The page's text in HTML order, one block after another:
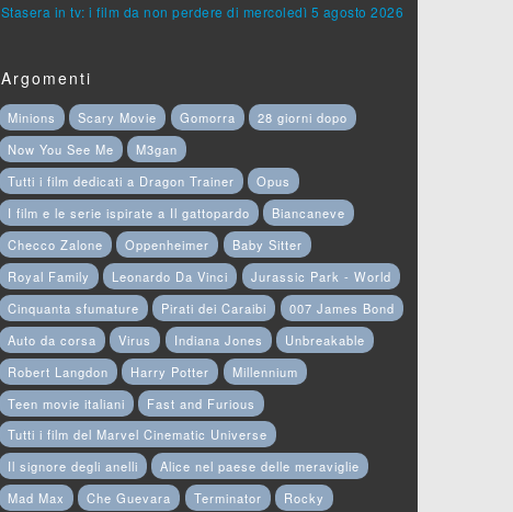
Stasera in tv: i film da non perdere di mercoledì 5 agosto 2026
Argomenti
Minions Scary Movie Gomorra
28 giorni dopo
Now You See Me
M3gan
Tutti i film dedicati a Dragon Trainer
Opus
I film e le serie ispirate a Il gattopardo
Biancaneve
Checco Zalone
Oppenheimer
Baby Sitter
Royal Family
Leonardo Da Vinci
Jurassic Park - World
Cinquanta sfumature
Pirati dei Caraibi
007 James Bond
Auto da corsa
Virus Indiana Jones
Unbreakable
Robert Langdon
Harry Potter
Millennium
Teen movie italiani
Fast and Furious
Tutti i film del Marvel Cinematic Universe
Il signore degli anelli
Alice nel paese delle meraviglie
Mad Max
Che Guevara Terminator Rocky